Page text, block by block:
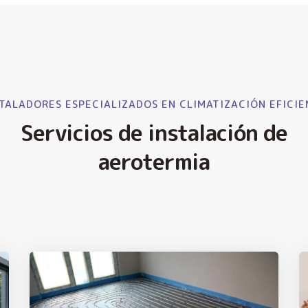
ESPECIALIZADOS EN CLIMATIZACIÓN
Servicios de instalación de
aerotermia